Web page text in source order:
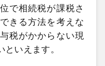
で相続税が課税さ
きる方法を考えな
税がかからない現
いえます。